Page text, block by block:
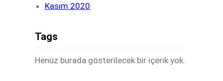
Kasım 2020
Tags
Henüz burada gösterilecek bir içerik yok.